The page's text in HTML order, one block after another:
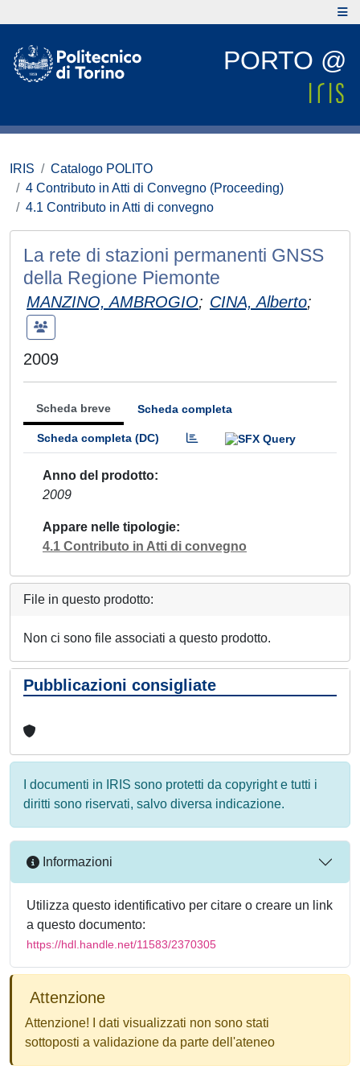
PORTO @
IRIS
Catalogo POLITO
4 Contributo in Atti di Convegno (Proceeding)
4.1 Contributo in Atti di convegno
La rete di stazioni permanenti GNSS
della Regione Piemonte
MANZINO, AMBROGIO; CINA, Alberto;
2009
Scheda breve Scheda completa
Scheda completa (DC)
Anno del prodotto
2009
Appare nelle tipologie
4.1 Contributo in Atti di convegno
File in questo prodotto:
Non ci sono file associati a questo prodotto.
Pubblicazioni consigliate
I documenti in IRIS sono protetti da copyright e tutti i
diritti sono riservati, salvo diversa indicazione.
Informazioni
Utilizza questo identificativo per citare o creare un link
a questo documento:
https://hdl.handle.net/11583/2370305
Attenzione
Attenzione! I dati visualizzati non sono stati
sottoposti a validazione da parte dell'ateneo